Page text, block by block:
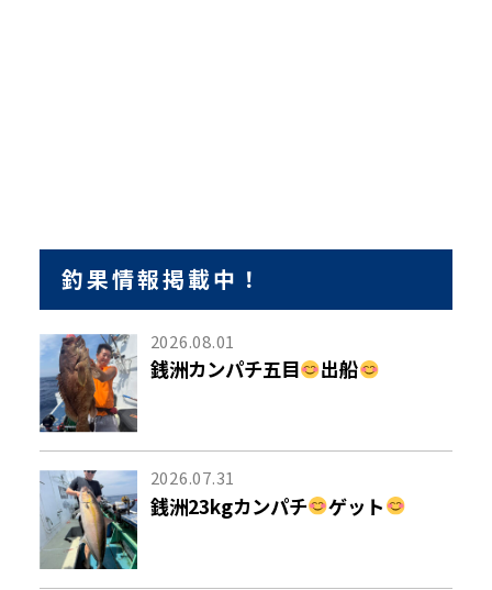
釣果情報掲載中！
2026.08.01
銭洲カンパチ五目 出船
2026.07.31
銭洲23kgカンパチ ゲット